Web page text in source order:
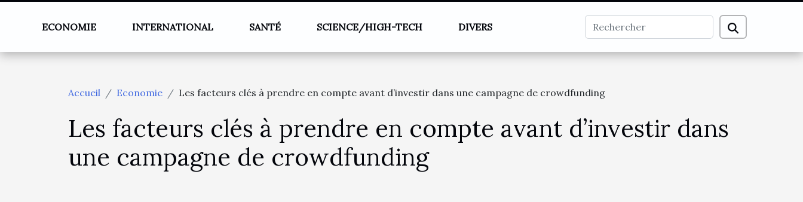
ECONOMIE INTERNATIONAL SANTÉ SCIENCE/HIGH-TECH DIVERS
Accueil Economie Les facteurs clés à prendre en compte avant d’investir dans une campagne de crowdfunding
Les facteurs clés à prendre en compte avant d’investir dans
une campagne de crowdfunding